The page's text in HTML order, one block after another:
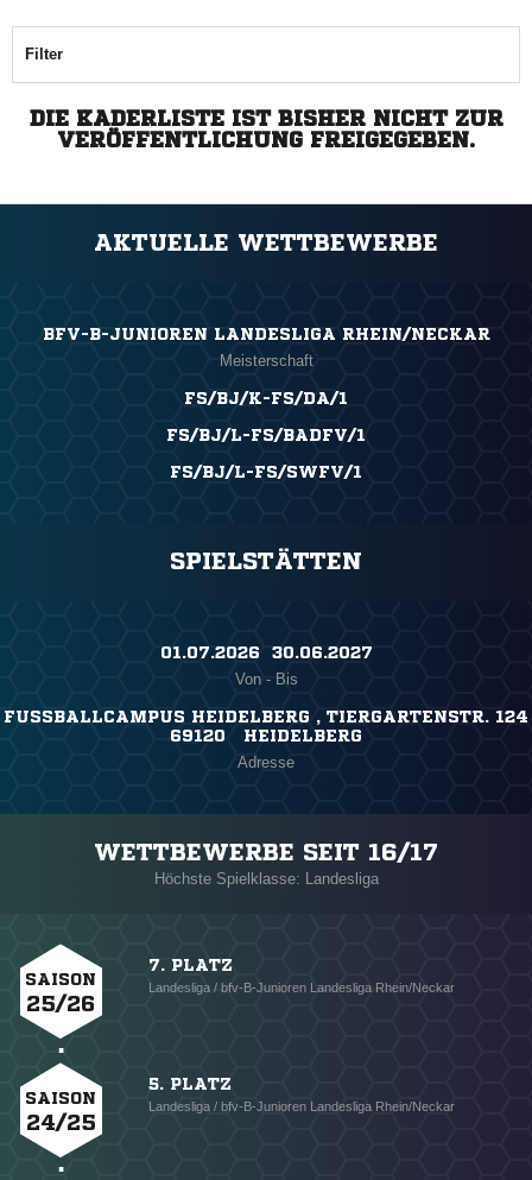
Filter
DIE KADERLISTE IST BISHER NICHT ZUR
VERÖFFENTLICHUNG FREIGEGEBEN.
AKTUELLE WETTBEWERBE
BFV-B-JUNIOREN LANDESLIGA RHEIN/NECKAR
Meisterschaft
FS/BJ/K-FS/DA/1
FS/BJ/L-FS/BADFV/1
FS/BJ/L-FS/SWFV/1
SPIELSTÄTTEN
01.07.2026 ​ 30.06.2027
Von - Bis
FUSSBALLCAMPUS HEIDELBERG , TIERGARTENSTR. 124
69120 HEIDELBERG
Adresse
WETTBEWERBE SEIT 16/17
Höchste Spielklasse: Landesliga
SAISON
25/26
7. PLATZ
Landesliga / bfv-B-Junioren Landesliga Rhein/Neckar
SAISON
24/25
5. PLATZ
Landesliga / bfv-B-Junioren Landesliga Rhein/Neckar